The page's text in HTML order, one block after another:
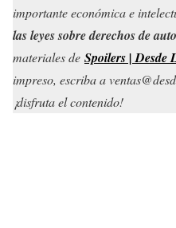
importante económica e
las leyes sobre derechos de
materiales de Spoilers | Desde
impreso, escriba a
¡disfruta el contenido!